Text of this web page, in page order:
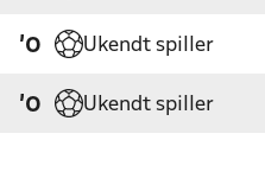
'0 Ukendt spiller
'0 Ukendt spiller